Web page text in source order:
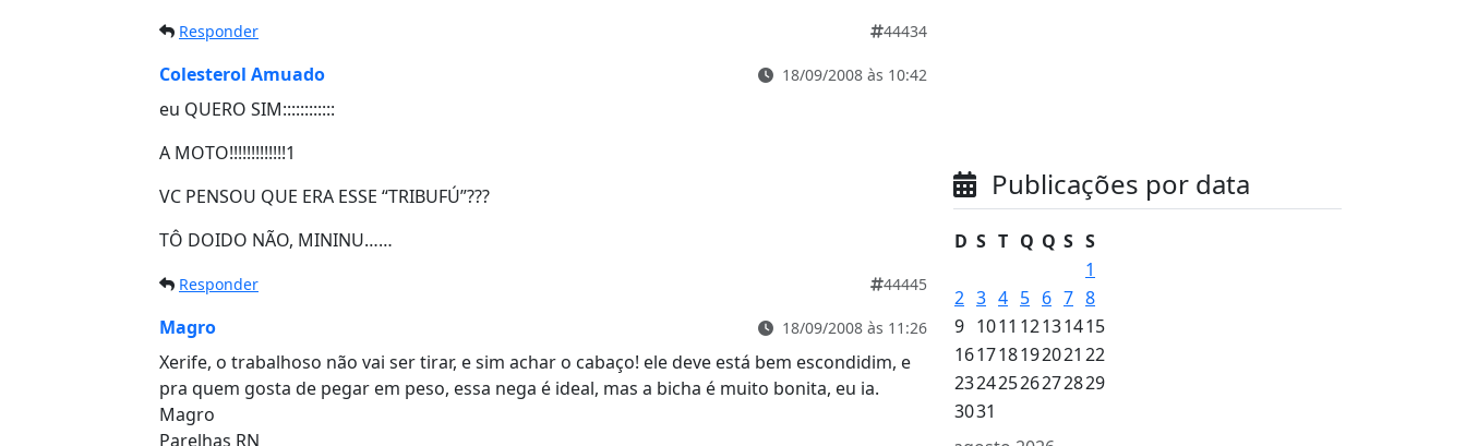
Responder 44434
Colesterol Amuado 18/09/2008 às 10:42
eu QUERO SIM::::::::::::
A MOTO!!!!!!!!!!!!!1
VC PENSOU QUE ERA ESSE “TRIBUFÚ”???
TÔ DOIDO NÃO, MININU……
Responder 44445
Magro 18/09/2008 às 11:26
Xerife, o trabalhoso não vai ser tirar, e sim achar o cabaço! ele deve está bem escondidim, e
pra quem gosta de pegar em peso, essa nega é ideal, mas a bicha é muito bonita, eu ia.
Magro
Parelhas RN
Publicações por data
D S T Q Q S S
1
2 3 4 5 6 7 8
9 1011 12131415
161718192021 22
23242526272829
3031